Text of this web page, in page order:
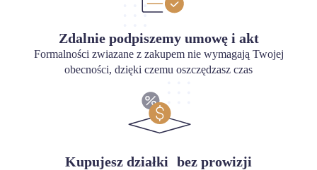
Zdalnie podpiszemy umowę i akt
Formalności zwiazane z zakupem nie wymagają Twojej
obecności, dzięki czemu oszczędzasz czas
Kupujesz działki bez prowizji